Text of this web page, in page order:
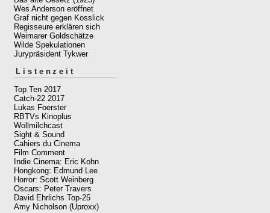
Wes Anderson eröffnet
Graf nicht gegen Kosslick
Regisseure erklären sich
Weimarer Goldschätze
Wilde Spekulationen
Jurypräsident Tykwer
Listenzeit
Top Ten 2017
Catch-22 2017
Lukas Foerster
RBTVs Kinoplus
Wollmilchcast
Sight & Sound
Cahiers du Cinema
Film Comment
Indie Cinema: Eric Kohn
Hongkong: Edmund Lee
Horror: Scott Weinberg
Oscars: Peter Travers
David Ehrlichs Top-25
Amy Nicholson (Uproxx)